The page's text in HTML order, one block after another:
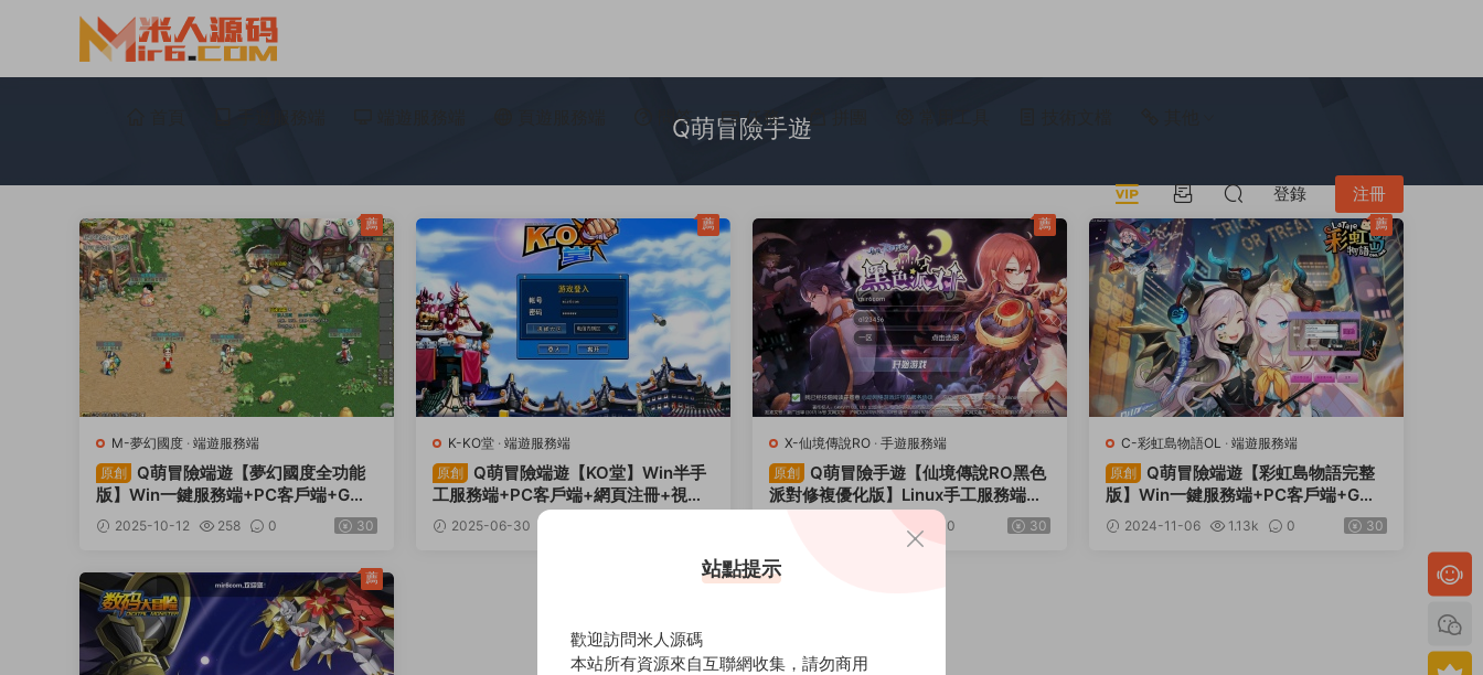
問答 任務
登錄 注冊
Q萌冒險手遊
M-夢幻國度 · 端遊服務端
原創
Q萌冒險端遊【夢幻國度全功能
版】Win一鍵服務端+PC客戶端+GM
工具+GM命令+視頻架設教程
2025-10-12 258 0 30
薦
K-KO堂 · 端遊服務端
原創
Q萌冒險端遊【KO堂】Win半手
工服務端+PC客戶端+網頁注冊+視頻
架設教程
2025-06-30
薦
X-仙境傳說RO · 手遊服務端
原創
Q萌冒險手遊【仙境傳說RO黑色
派對修複優化版】Linux手工服務端
+全套源碼+編譯出包教程+GM授權後
台+安卓+視頻架設教程
0 30
薦
C-彩虹島物語OL · 端遊服務端
原創
Q萌冒險端遊【彩虹島物語完整
版】Win一鍵服務端+PC客戶端+GM
工具+視頻架設教程
2024-11-06 1.13k 0 30
薦
薦 站點提示
歡迎訪問米人源碼
本站所有資源來自互聯網收集，請勿商用